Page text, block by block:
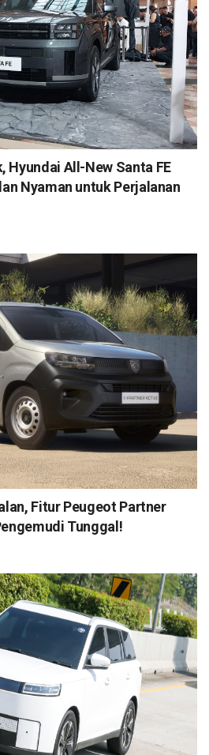
Hyundai All-New Santa FE
Nyaman untuk Perjalanan
Fitur Peugeot Partner
Tunggal!